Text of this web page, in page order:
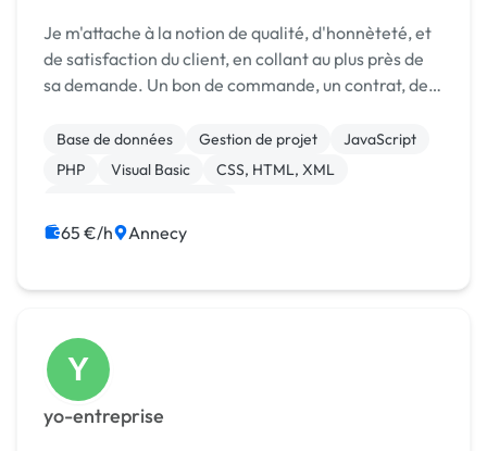
Je m'attache à la notion de qualité, d'honnèteté, et
de satisfaction du client, en collant au plus près de
sa demande. Un bon de commande, un contrat, des
Fonctionne à distance, par email...
Base de données Gestion de projet
JavaScript
PHP
Visual Basic
CSS, HTML, XML
Développement spécifique
65 €/h Annecy
Y
yo-entreprise